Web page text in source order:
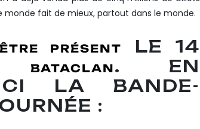
monde fait de mieux, partout dans le monde.
PRÉSENT
LE 14
BATACLAN. EN
LA BANDE-
: